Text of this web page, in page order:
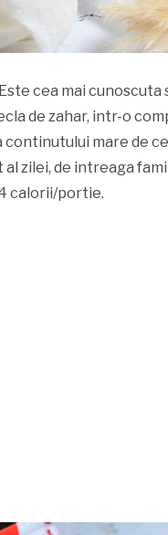
cea mai
de zahar, intr-o
mare de
zilei, de intreaga
calorii/portie.